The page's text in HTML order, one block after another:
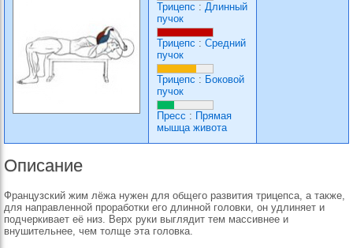
Трицепс : Длинный
пучок
Трицепс : Средний
пучок
Трицепс : Боковой
пучок
Пресс : Прямая
мышца живота
Описание
Французский жим лёжа нужен для общего развития трицепса, а также,
для направленной проработки его длинной головки, он удлиняет и
подчеркивает её низ. Верх руки выглядит тем массивнее и
внушительнее, чем толще эта головка.